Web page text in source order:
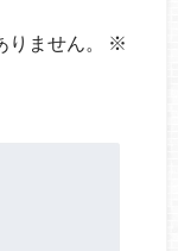
ません。
※